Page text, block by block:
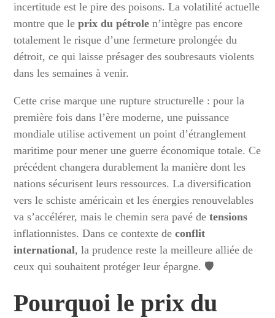
incertitude est le pire des poisons. La volatilité actuelle
montre que leprix du pétrole n’intègre pas encore
totalement le risque d’une fermeture prolongée du
détroit, ce qui laisse présager des soubresauts violents
dans les semaines à venir.
Cette crise marque une rupture structurelle : pour la
première fois dans l’ère moderne, une puissance
mondiale utilise activement un point d’étranglement
maritime pour mener une guerre économique totale. Ce
précédent changera durablement la manière dont les
nations sécurisent leurs ressources. La diversification
vers le schiste américain et les énergies renouvelables
va s’accélérer, mais le chemin sera pavé detensions
inflationnistes. Dans ce contexte deconflit
international, la prudence reste la meilleure alliée de
ceux qui souhaitent protéger leur épargne. 🛡️
Pourquoi le prix du